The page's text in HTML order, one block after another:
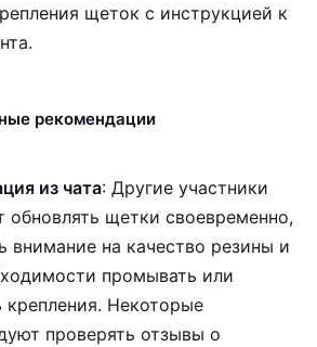
щеток с инструкцией к
рекомендации
из чата: Другие участники
обновлять щетки своевременно,
внимание на качество резины и
промывать или
крепления. Некоторые
проверять отзывы о